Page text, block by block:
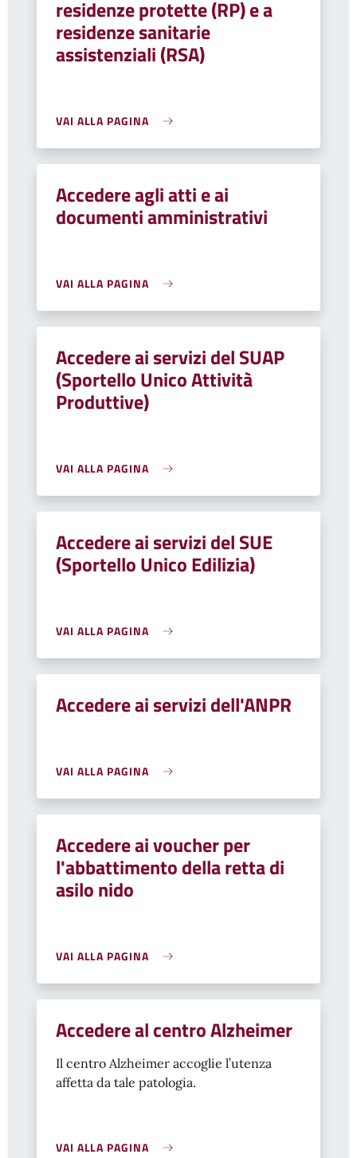
residenze protette (RP) e a
residenze sanitarie
assistenziali (RSA)
VAI ALLA PAGINA
Accedere agli atti e ai
documenti amministrativi
VAI ALLA PAGINA
Accedere ai servizi del SUAP
(Sportello Unico Attività
Produttive)
VAI ALLA PAGINA
Accedere ai servizi del SUE
(Sportello Unico Edilizia)
VAI ALLA PAGINA
Accedere ai servizi dell'ANPR
VAI ALLA PAGINA
Accedere ai voucher per
l'abbattimento della retta di
asilo nido
VAI ALLA PAGINA
Accedere al centro Alzheimer
Il centro Alzheimer accoglie l’utenza
affetta da tale patologia.
VAI ALLA PAGINA